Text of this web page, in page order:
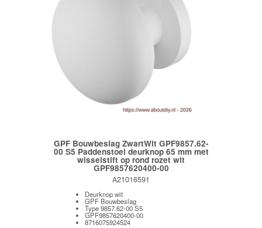
GPF Bouwbeslag ZwartWit GPF9857.62-
00 S5 Paddenstoel deurknop 65 mm met
wisselstift op rond rozet wit
GPF9857620400-00
A21016591
Deurknop wit
GPF Bouwbeslag
Type 9857.62-00 S5
GPF9857620400-00
8716075924524